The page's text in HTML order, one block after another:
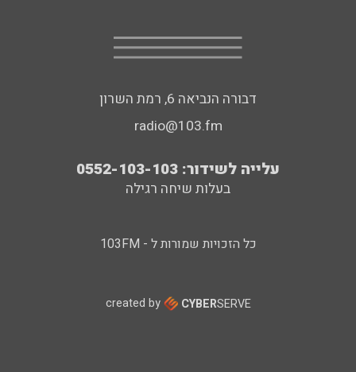
דבורה הנביאה 6, רמת השרון
radio@103.fm
עלייה לשידור: 0552-103-103
בעלות שיחה רגילה
כל הזכויות שמורות ל - 103FM
created by CYBERSERVE